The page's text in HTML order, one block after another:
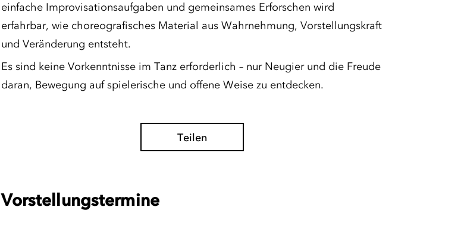
einfache Improvisationsaufgaben und gemeinsames Erforschen wird
erfahrbar, wie choreografisches Material aus Wahrnehmung, Vorstellungskraft
und Veränderung entsteht.
Es sind keine Vorkenntnisse im Tanz erforderlich – nur Neugier und die Freude
daran, Bewegung auf spielerische und offene Weise zu entdecken.
Teilen
Vorstellungstermine